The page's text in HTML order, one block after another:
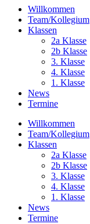
Willkommen
Team/Kollegium
Klassen
2a Klasse
2b Klasse
3. Klasse
4. Klasse
1. Klasse
News
Termine
Willkommen
Team/Kollegium
Klassen
2a Klasse
2b Klasse
3. Klasse
4. Klasse
1. Klasse
News
Termine